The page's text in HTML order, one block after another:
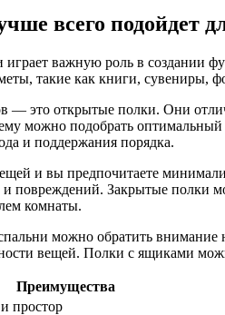
всего подойдет
важную роль в создании
такие как книги, сувениры,
— это открытые полки. Они
можно подобрать
и поддержания порядка.
и вы предпочитаете
повреждений. Закрытые полки
комнаты.
можно обратить
вещей. Полки с ящиками
Преимущества
простор